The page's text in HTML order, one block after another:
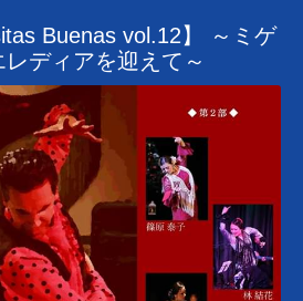
Buenas vol.12】 ～ミゲ
ディアを迎えて～